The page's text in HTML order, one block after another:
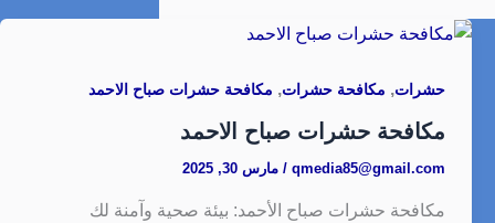
حشرات, مكافحة حشرات, مكافحة حشرات صباح الاحمد
مكافحة حشرات صباح الاحمد
qmedia85@gmail.com
/مارس 30, 2025
مكافحة حشرات صباح الأحمد: بيئة صحية وآمنة لك